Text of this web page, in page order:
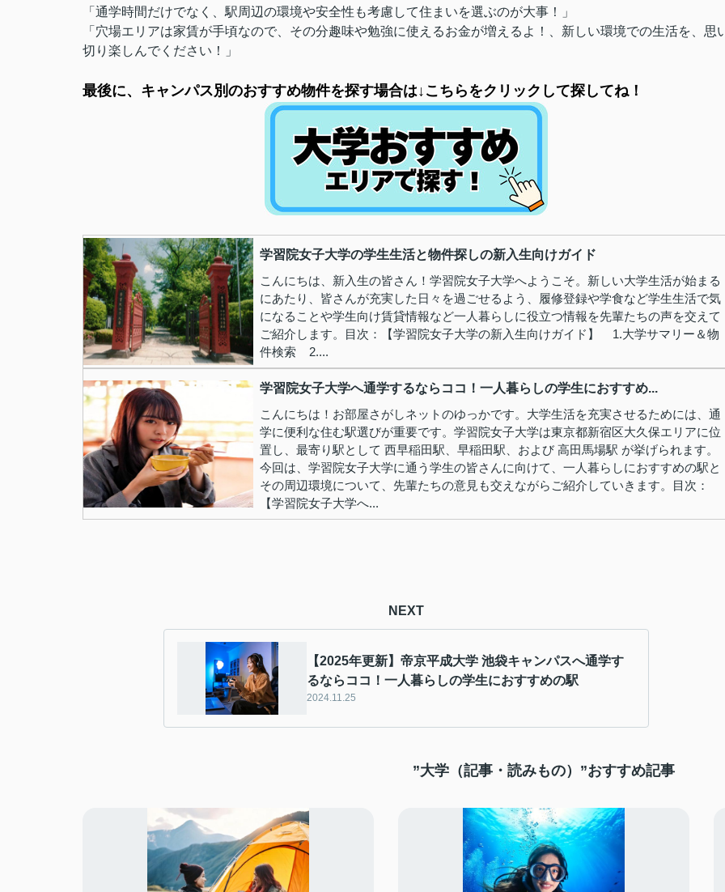
「通学時間だけでなく、駅周辺の環境や安全性も考慮して住まいを選ぶのが大事！」
「穴場エリアは家賃が手頃なので、その分趣味や勉強に使えるお金が増えるよ！、 新しい環境での生活を、思
切り楽しんでください！」
最後に、キャンパス別のおすすめ物件を探す場合は↓こちらをクリックして探してね！
学習院女子大学の学生生活と物件探しの新入生向けガイド
こんにちは、新入生の皆さん！学習院女子大学へようこそ。新しい大学生活が始まる
にあたり、皆さんが充実した日々を過ごせるよう、履修登録や学食など学生生活で気
になることや学生向け賃貸情報など一人暮らしに役立つ情報を先輩たちの声を交えて
ご紹介します。目次：【学習院女子大学の新入生向けガイド】 1.大学サマリー＆物
件検索 2....
学習院女子大学へ通学するならココ！一人暮らしの学生におすすめ...
こんにちは！お部屋さがしネットのゆっかです。大学生活を充実させるためには、通
学に便利な住む駅選びが重要です。学習院女子大学は東京都新宿区大久保エリアに位
置し、最寄り駅として 西早稲田駅、早稲田駅、および 高田馬場駅 が挙げられます。
今回は、学習院女子大学に通う学生の皆さんに向けて、一人暮らしにおすすめの駅と
その周辺環境について、先輩たちの意見も交えながらご紹介していきます。目次：
【学習院女子大学へ...
NEXT
【2025年更新】帝京平成大学 池袋キャンパスへ通学す
るならココ！一人暮らしの学生におすすめの駅
2024.11.25
”大学（記事・読みもの）”おすすめ記事